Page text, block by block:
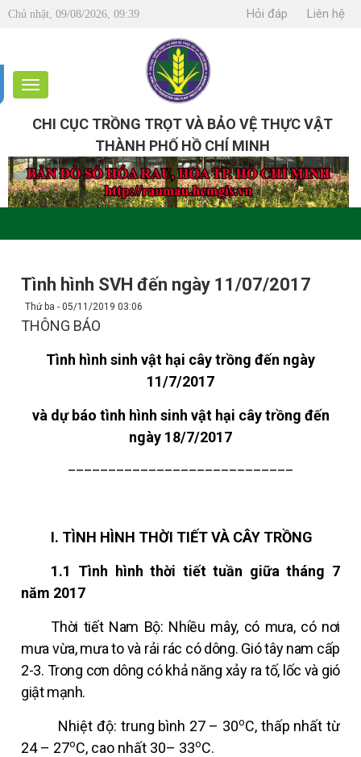
Chủ nhật, 09/08/2026, 09:39 Hỏi đáp Liên hệ
CHI CỤC TRỒNG TRỌT VÀ BẢO VỆ THỰC VẬT
THÀNH PHỐ HỒ CHÍ MINH
Tình hình SVH đến ngày 11/07/2017
Thứ ba - 05/11/2019 03:06
THÔNG BÁO
Tình hình sinh vật hại cây trồng đến ngày
11/7/2017
và dự báo tình hình sinh vật hại cây trồng đến
ngày 18/7/2017
I. TÌNH HÌNH THỜI TIẾT VÀ CÂY TRỒNG
1.1 Tình hình thời tiết tuần giữa tháng 7
năm 2017
Thời tiết Nam Bộ: Nhiều mây, có mưa, có nơi
mưa vừa, mưa to và rải rác có dông. Gió tây nam cấp
2-3. Trong cơn dông có khả năng xảy ra tố, lốc và gió
giật mạnh.
Nhiệt độ: trung bình 27 – 30oC, thấp nhất từ
24 – 27oC, cao nhất 30– 33oC.